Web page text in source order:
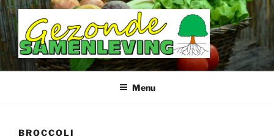
Ga
naar
de
inhoud
DOETINCHEM GEZONDE
SAMENLEVINGMenu
BROCCOLI